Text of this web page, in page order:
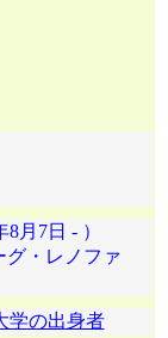
月7日 - ）
グ・レノファ
学の出身者